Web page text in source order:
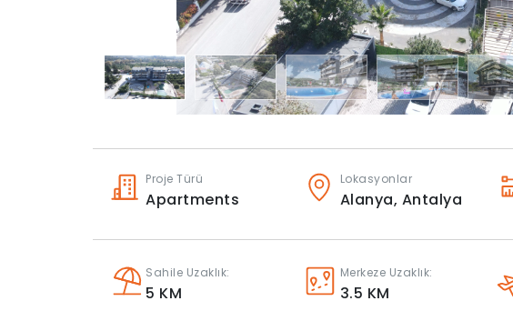
Proje Türü
Apartments
Lokasyonlar
Alanya, Antalya
Sahile Uzaklık:
5 KM
Merkeze Uzaklık:
3.5 KM